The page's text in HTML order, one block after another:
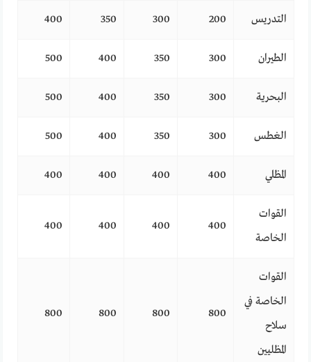
التدريس 200
300
350
400
الطيران 300
350
400
500
البحرية 300
350
400
500
الغطس 300
350
400
500
المظلي 400
400
400
400
القوات
الخاصة
400
400
400
400
القوات
الخاصة في
سلاح
المظليين
800
800
800
800